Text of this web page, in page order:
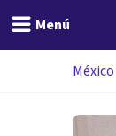
Menú
México